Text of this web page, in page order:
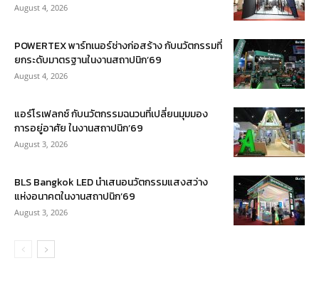
August 4, 2026
POWERTEX พาร์ทเนอร์ช่างก่อสร้าง กับนวัตกรรมที่
ยกระดับมาตรฐานในงานสถาปนิก’69
August 4, 2026
แอร์โรเฟลกซ์ กับนวัตกรรมฉนวนที่เปลี่ยนมุมมอง
การอยู่อาศัย ในงานสถาปนิก’69
August 3, 2026
BLS Bangkok LED นำเสนอนวัตกรรมแสงสว่าง
แห่งอนาคตในงานสถาปนิก’69
August 3, 2026